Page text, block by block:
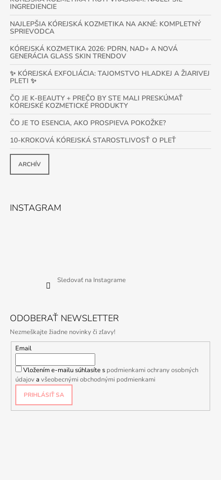
INGREDIENCIE
NAJLEPŠIA KÓREJSKÁ KOZMETIKA NA AKNÉ: KOMPLETNÝ
SPRIEVODCA
KÓREJSKÁ KOZMETIKA 2026: PDRN, NAD+ A NOVÁ
GENERÁCIA GLASS SKIN TRENDOV
✨ KÓREJSKÁ EXFOLIÁCIA: TAJOMSTVO HLADKEJ A ŽIARIVEJ
PLETI ✨
ČO JE K-BEAUTY + PREČO BY STE MALI PRESKÚMAŤ
KÓREJSKÉ KOZMETICKÉ PRODUKTY
ČO JE TO ESENCIA, AKO PROSPIEVA POKOŽKE?
10-KROKOVÁ KÓREJSKÁ STAROSTLIVOSŤ O PLEŤ
ARCHÍV
INSTAGRAM
Sledovať na Instagrame
ODOBERAŤ NEWSLETTER
Nezmeškajte žiadne novinky či zľavy!
Email
Vložením e-mailu súhlasíte s podmienkami ochrany osobných
údajovavšeobecnými obchodnými podmienkami
PRIHLÁSIŤ SA